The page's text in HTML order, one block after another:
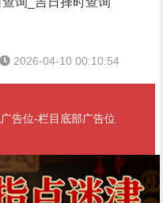
2026-04-10 00:10:54
告位-栏目底部广告位